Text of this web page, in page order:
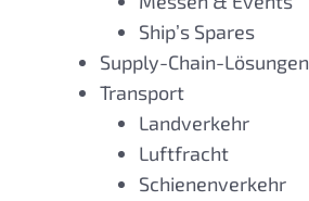
Ship’s Spares
Supply-Chain-Lösungen
Transport
Landverkehr
Luftfracht
Schienenverkehr